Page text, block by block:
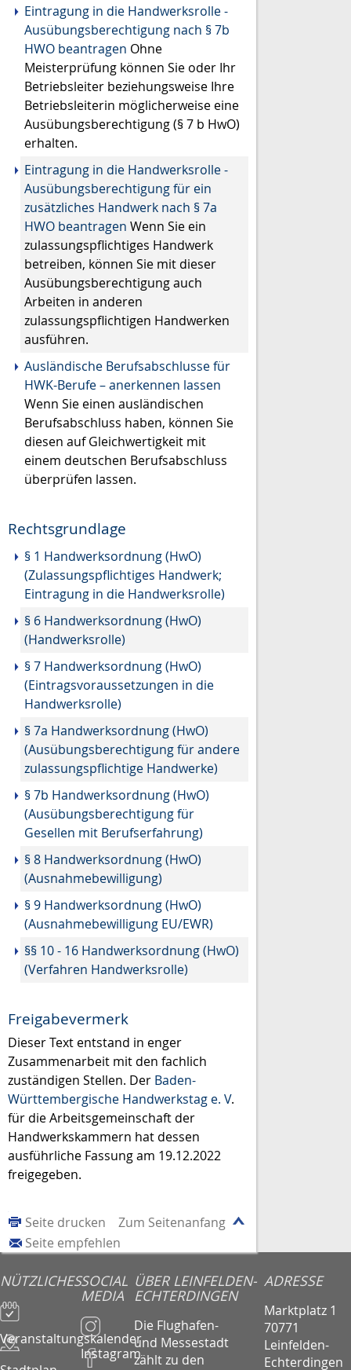
Eintragung in die Handwerksrolle -
Ausübungsberechtigung nach § 7b
HWO beantragen Ohne
Meisterprüfung können Sie oder Ihr
Betriebsleiter beziehungsweise Ihre
Betriebsleiterin möglicherweise eine
Ausübungsberechtigung (§ 7 b HwO)
erhalten.
Eintragung in die Handwerksrolle -
Ausübungsberechtigung für ein
zusätzliches Handwerk nach § 7a
HWO beantragen Wenn Sie ein
zulassungspflichtiges Handwerk
betreiben, können Sie mit dieser
Ausübungsberechtigung auch
Arbeiten in anderen
zulassungspflichtigen Handwerken
ausführen.
Ausländische Berufsabschlusse für
HWK-Berufe – anerkennen lassen
Wenn Sie einen ausländischen
Berufsabschluss haben, können Sie
diesen auf Gleichwertigkeit mit
einem deutschen Berufsabschluss
überprüfen lassen.
Rechtsgrundlage
§ 1 Handwerksordnung (HwO)
(Zulassungspflichtiges Handwerk;
Eintragung in die Handwerksrolle)
§ 6 Handwerksordnung (HwO)
(Handwerksrolle)
§ 7 Handwerksordnung (HwO)
(Eintragsvoraussetzungen in die
Handwerksrolle)
§ 7a Handwerksordnung (HwO)
(Ausübungsberechtigung für andere
zulassungspflichtige Handwerke)
§ 7b Handwerksordnung (HwO)
(Ausübungsberechtigung für
Gesellen mit Berufserfahrung)
§ 8 Handwerksordnung (HwO)
(Ausnahmebewilligung)
§ 9 Handwerksordnung (HwO)
(Ausnahmebewilligung EU/EWR)
§§ 10 - 16 Handwerksordnung (HwO)
(Verfahren Handwerksrolle)
Freigabevermerk
Dieser Text entstand in enger
Zusammenarbeit mit den fachlich
zuständigen Stellen. Der Baden-
Württembergische Handwerkstag e. V.
für die Arbeitsgemeinschaft der
Handwerkskammern hat dessen
ausführliche Fassung am 19.12.2022
freigegeben.
Zum Seitenanfang
Seite drucken
Seite empfehlen
NÜTZLICHES
Veranstaltungskalender
SOCIAL
MEDIA
Instagram
ÜBER LEINFELDEN-
ECHTERDINGEN
Die Flughafen-
und Messestadt
zählt zu den
ADRESSE
Marktplatz 1
70771
Leinfelden-
Echterdingen